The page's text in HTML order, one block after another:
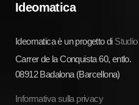
Ideomatica
Ideomatica è un progetto di
Carrer de la Conquista 60, entlo.
08912 Badalona (Barcellona)
Informativa sulla privacy